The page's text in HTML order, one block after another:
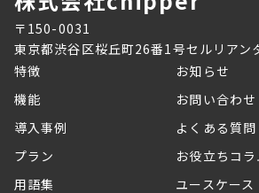
〒150-0031
東京都渋谷区桜丘町26番1号セルリアン
特徴
お知らせ
機能
お問い合わせ
導入事例
よくある質問
プラン
お役立ちコラ
用語集
ユースケース